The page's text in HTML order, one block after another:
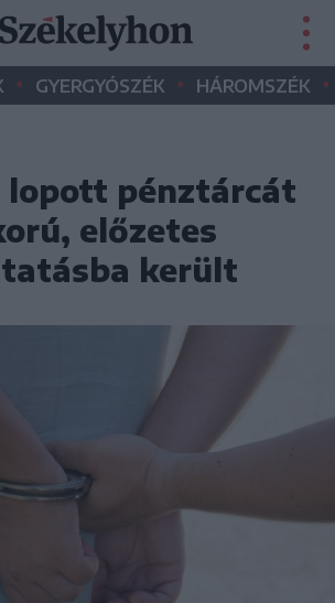
• GYERGYÓSZÉK • HÁROMSZÉK •
lopott pénztárcát
előzetes
került